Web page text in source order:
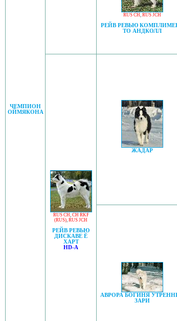
ЧЕМПИОН
ОЙМЯКОНА
RUS CH, RUS JCH
РЕЙВ РЕВЬЮ
ТО АНДКОЛЛ
RUS CH, CH RKF
(RUS), RUS JCH
РЕЙВ РЕВЬЮ
ДИСКАВЕ Ё
ХАРТ
HD-A
ЖАДАР
АВРОРА БОГИНЯ
ЗАРИ